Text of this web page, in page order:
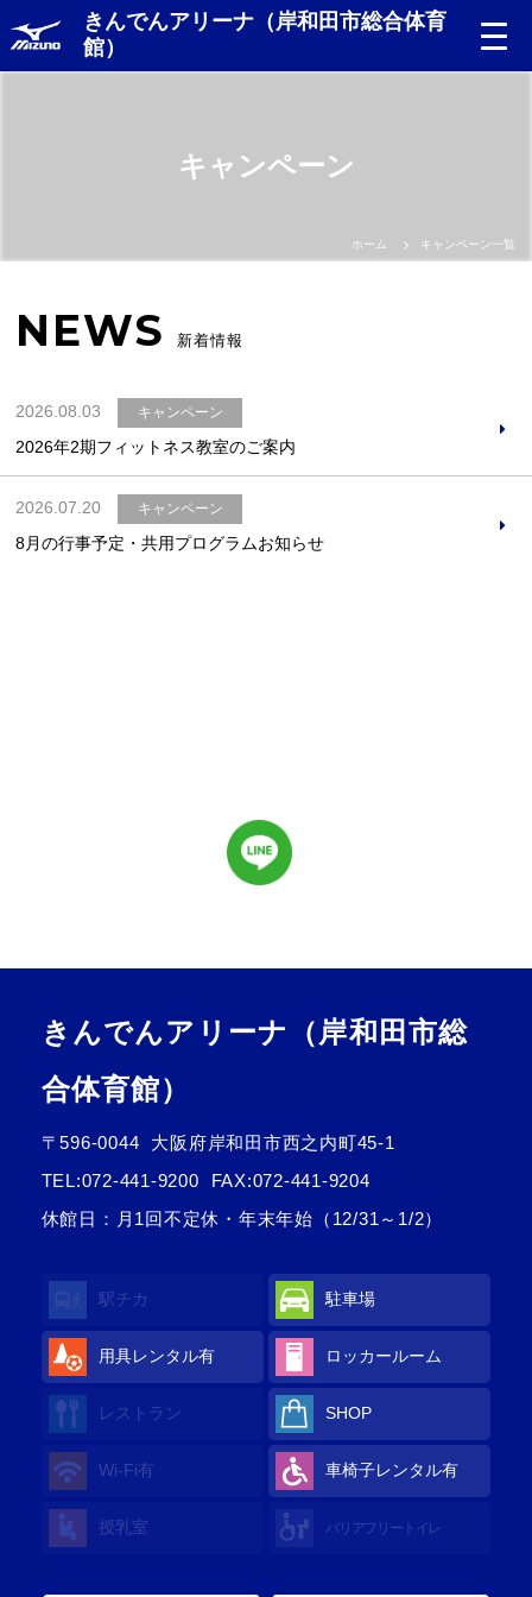
きんでんアリーナ（岸和田市総合体育
館）
キャンペーン
ホーム キャンペーン一覧
NEWS 新着情報
2026.08.03 キャンペーン
2026年2期フィットネス教室のご案内
2026.07.20 キャンペーン
8月の行事予定・共用プログラムお知らせ
きんでんアリーナ（岸和田市総
合体育館）
〒596-0044
大阪府岸和田市西之内町45-1
TEL:072-441-9200
FAX:072-441-9204
休館日：月1回不定休・年末年始（12/31～1/2）
駅チカ 駐車場
用具レンタル有 ロッカールーム
レストラン SHOP
Wi-Fi有 車椅子レンタル有
授乳室 バリアフリートイレ